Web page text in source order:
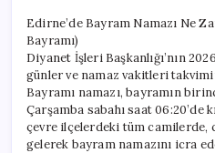
Edirne’de Bayram Namazı Ne
Bayramı)
Diyanet İşleri Başkanlığı’nın
günler ve namaz vakitleri
Bayramı namazı, bayramın
Çarşamba sabahı saat 06:20’de
çevre ilçelerdeki tüm camilerde,
gelerek bayram namazını icra